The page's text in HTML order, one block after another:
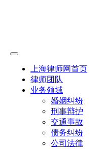
上海律师网首页
律师团队
业务领域
婚姻纠纷
刑事辩护
交通事故
债务纠纷
公司法律